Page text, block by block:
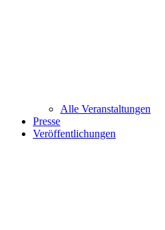
Alle Veranstaltungen
Presse
Veröffentlichungen